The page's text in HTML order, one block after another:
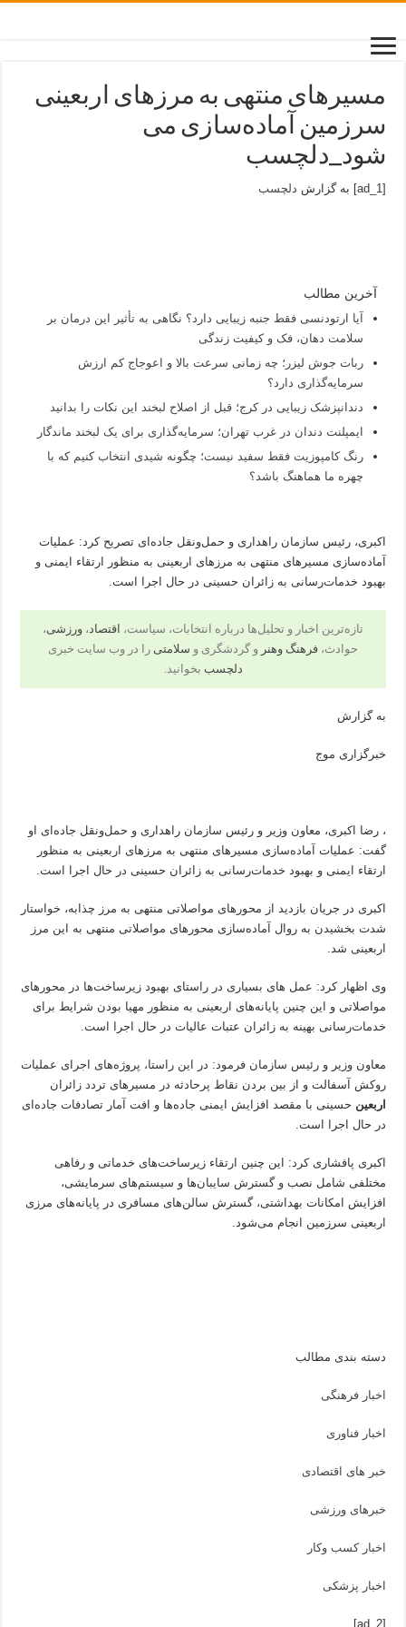
مسیرهای منتهی به مرزهای اربعینی
سرزمین آماده‌سازی می
شود_دلچسب
[ad_1] به گزارش دلچسب
آخرین مطالب
آیا ارتودنسی فقط جنبه زیبایی دارد؟ نگاهی به تأثیر این درمان بر
سلامت دهان، فک و کیفیت زندگی
ربات جوش لیزر؛ چه زمانی سرعت بالا و اعوجاج کم ارزش
سرمایه‌گذاری دارد؟
دندانپزشک زیبایی در کرج؛ قبل از اصلاح لبخند این نکات را بدانید
ایمپلنت دندان در غرب تهران؛ سرمایه‌گذاری برای یک لبخند ماندگار
رنگ کامپوزیت فقط سفید نیست؛ چگونه شیدی انتخاب کنیم که با
چهره ما هماهنگ باشد؟
اکبری، رئیس سازمان راهداری و حمل‌ونقل جاده‌ای تصریح کرد: عملیات
آماده‌سازی مسیرهای منتهی به مرزهای اربعینی به منظور ارتقاء ایمنی و
بهبود خدمات‌رسانی به زائران حسینی در حال اجرا است.
تازه‌ترین اخبار و تحلیل‌ها درباره انتخابات، سیاست، اقتصاد، ورزشی،
حوادث، فرهنگ وهنر و گردشگری و سلامتی را در وب سایت خبری
دلچسب بخوانید.
به گزارش
خبرگزاری موج
​، رضا اکبری، معاون وزیر و رئیس سازمان راهداری و حمل‌ونقل جاده‌ای او
گفت: عملیات آماده‌سازی مسیرهای منتهی به مرزهای اربعینی به منظور
ارتقاء ایمنی و بهبود خدمات‌رسانی به زائران حسینی در حال اجرا است.
‌اکبری در جریان بازدید از محورهای مواصلاتی منتهی به مرز چذابه، خواستار
شدت بخشیدن به روال آماده‌سازی محورهای مواصلاتی منتهی به این مرز
اربعینی شد.
‌وی اظهار کرد: عمل های بسیاری در راستای بهبود زیرساخت‌ها در محورهای
مواصلاتی و این چنین پایانه‌های اربعینی به منظور مهیا بودن شرایط برای
خدمات‌رسانی بهینه به زائران عتبات عالیات در حال اجرا است.
‌معاون وزیر و رئیس سازمان فرمود: در این راستا، پروژه‌های اجرای عملیات
روکش آسفالت و از بین بردن نقاط پرحادثه در مسیرهای تردد زائران
اربعین حسینی با مقصد افزایش ایمنی جاده‌ها و افت آمار تصادفات جاده‌ای
در حال اجرا است.
‌اکبری پافشاری کرد: این چنین ارتقاء زیرساخت‌های خدماتی و رفاهی
مختلفی شامل نصب و گسترش سایبان‌ها و سیستم‌های سرمایشی،
افزایش امکانات بهداشتی، گسترش سالن‌های مسافری در پایانه‌های مرزی
اربعینی سرزمین انجام می‌شود.
دسته بندی مطالب
اخبار فرهنگی
اخبار فناوری
خبر های اقتصادی
خبرهای ورزشی
اخبار کسب وکار
اخبار پزشکی
[ad_2]